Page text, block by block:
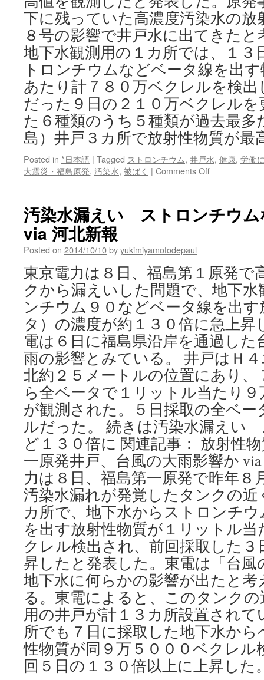
下に残っていた高濃度汚染水の放
８号の影響で井戸水に出てきた
地下水観測用の１カ所では、１３
トロンチウムなどベータ線を出
あたり計７８０万ベクレルを検
だった９日の２１０万ベクレル
た６種類のうち５種類が過去最多
島）井戸３カ所で放射性物質が
Posted in *日本語 | Tagged ストロンチウム, 井戸水, 健康, 労働
大震災・福島原発, 汚染水, 被ばく | Comments Offon
戸
で
放
射
性
物
質
が
最
高
値
福
島
第
一
原
発
via
朝
日
新
聞
汚染水漏えい ストロンチウム
via 河北新報
Posted on 2014/10/10byyukimiyamotodepaul
東京電力は８日、福島第１原発で
クから漏えいした問題で、地下
ンチウム９０などベータ線を出
タ）の濃度が約１３０倍に急上
電は６日に福島県沿岸を通過した
雨の影響とみている。 井戸はＨ
北約２５メートルの位置にあり、
ら全ベータで１リットル当たり
が観測された。５日採取の全ベ
ルだった。 続きは汚染水漏えい
ど１３０倍に 関連記事： 放射性
一原発井戸、台風の大雨影響か
力は８日、福島第一原発で昨年８
汚染水漏れが発覚したタンクの
カ所で、地下水からストロンチ
を出す放射性物質が１リットル
クレル検出され、前回採取した
昇したと発表した。東電は「台風
地下水に何らかの影響が出たと
る。東電によると、このタンク
用の井戸が計１３カ所設置され
所でも７日に採取した地下水か
性物質が同９万５０００ベクレル
回５日の１３０倍以上に上昇した